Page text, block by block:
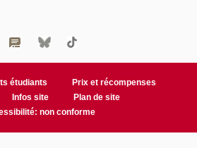
étudiants
Prix et récompenses
Infos site
Plan de site
non conforme